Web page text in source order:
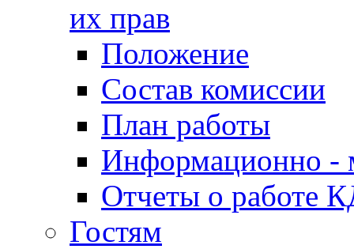
их прав
Положение
Состав комиссии
План работы
Информационно -
Отчеты о работе
Гостям